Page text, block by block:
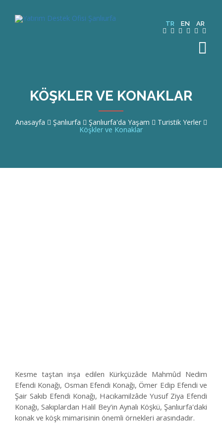
TR EN AR
Hakkımızda
KÖŞKLER VE KONAKLAR
Anasayfa Şanlıurfa Şanlıurfa'da Yaşam Turistik Yerler
Köşkler ve Konaklar
Kesme taştan inşa edilen Kürkçüzâde Mahmûd Nedim
Efendi Konağı, Osman Efendi Konağı, Ömer Edip Efendi ve
Şair Sakıb Efendi Konağı, Hacıkamilzâde Yusuf Ziya Efendi
Konağı, Sakıplardan Halil Bey'in Aynalı Köşkü, Şanlıurfa'daki
konak ve köşk mimarisinin önemli örnekleri arasındadır.